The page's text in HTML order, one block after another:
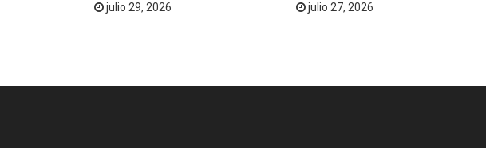
julio 29, 2026
julio 27, 2026